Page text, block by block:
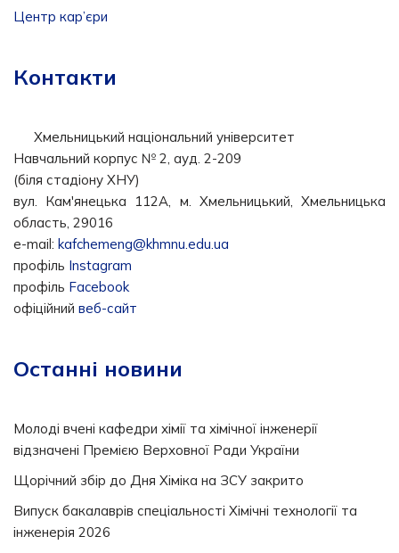
Центр кар’єри
Контакти
Хмельницький національний університет
Навчальний корпус № 2, ауд. 2-209
(біля стадіону ХНУ)
вул. Кам'янецька 112А, м. Хмельницький, Хмельницька
область, 29016
e-mail: kafchemeng@khmnu.edu.ua
профіль Instagram
профіль Facebook
офіційний веб-сайт
Останні новини
Молоді вчені кафедри хімії та хімічної інженерії
відзначені Премією Верховної Ради України
Щорічний збір до Дня Хіміка на ЗСУ закрито
Випуск бакалаврів спеціальності Хімічні технології та
інженерія 2026